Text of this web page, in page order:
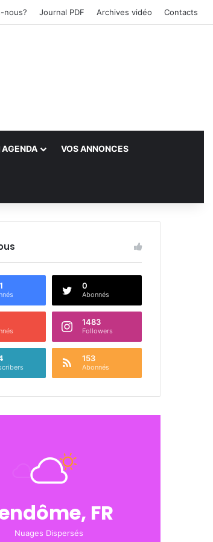
nous? Journal PDF Archives vidéo Contacts
AGENDA VOS ANNONCES
0
Abonnés
1483
Followers
153
Abonnés
FR
Nuages Dispersés